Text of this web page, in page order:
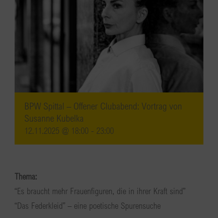
BPW Spittal – Offener Clubabend: Vortrag von
Susanne Kubelka
12.11.2025 @ 18:00 - 23:00
Thema:
“Es braucht mehr Frauenfiguren, die in ihrer Kraft sind”
“Das Federkleid” – eine poetische Spurensuche